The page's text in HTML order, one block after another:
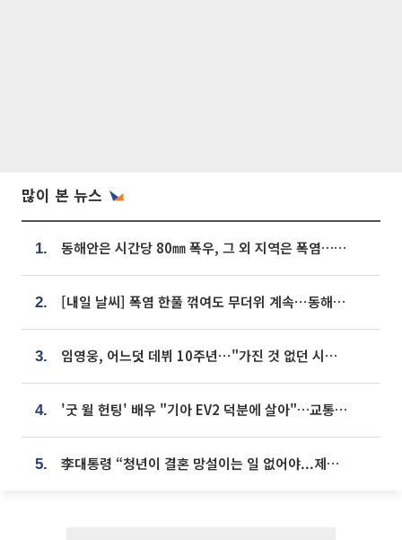
많이 본 뉴스
1. 동해안은 시간당 80㎜ 폭우, 그 외 지역은 폭염…‘극과 극 날씨’
2. [내일 날씨] 폭염 한풀 꺾여도 무더위 계속⋯동해안 이틀 연속 비
3. 임영웅, 어느덧 데뷔 10주년⋯"가진 것 없던 시절, 내 앞엔 20명의 팬뿐"
4. '굿 윌 헌팅' 배우 "기아 EV2 덕분에 살아"…교통사고 후 안전성 극찬
5. 李대통령 “청년이 결혼 망설이는 일 없어야...제도상 불이익 조사”